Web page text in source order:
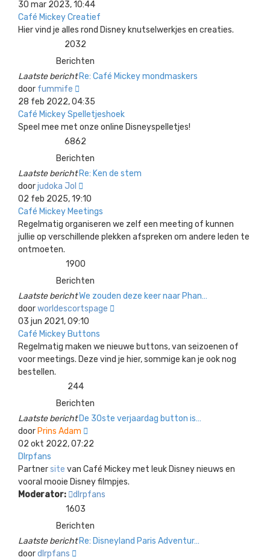
laatste
bericht
30 mar 2023, 10:44
Café Mickey Creatief
Hier vind je alles rond Disney knutselwerkjes en creaties.
2032
Berichten
Laatste bericht Re: Café Mickey mondmaskers
door fummife
laatste
bericht
28 feb 2022, 04:35
Café Mickey Spelletjeshoek
Speel mee met onze online Disneyspelletjes!
6862
Berichten
Laatste bericht Re: Ken de stem
doorjudoka Jol
laatste
bericht
02 feb 2025, 19:10
Café Mickey Meetings
Regelmatig organiseren we zelf een meeting of kunnen
jullie op verschillende plekken afspreken om andere leden te
ontmoeten.
1900
Berichten
Laatste berichtWe zouden deze keer naar Phan…
doorworldescortspage
03 jun 2021, 09:10
Café Mickey Buttons
Regelmatig maken we nieuwe buttons, van seizoenen of
voor meetings. Deze vind je hier, sommige kan je ook nog
bestellen.
244
Berichten
Laatste bericht De 30ste verjaardag button is…
door Prins Adam
laatste
02 okt 2022, 07:22
Dlrpfans
Partnersite van Café Mickey met leuk Disney nieuws en
vooral mooie Disney filmpjes.
Moderator:
dlrpfans
1603
Berichten
Laatste bericht Re: Disneyland Paris Adventur…
doordlrpfans